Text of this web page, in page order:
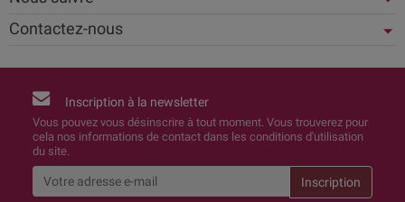
Contactez-nous
Inscription à la newsletter
Vous pouvez vous désinscrire à tout moment. Vous trouverez pour
cela nos informations de contact dans les conditions d'utilisation
du site.